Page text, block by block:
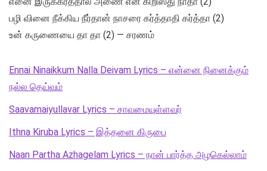
பழி வினை நீக்கிய நீர்தான் நாசரை கர்த்தாதி கர்த்தா (2)
உன் கருணையை தா தா (2) — சரணம்
Ennai Ninaikkum Nalla Deivam Lyrics – என்னை நினைக்கும்
நல்ல தெய்வம்
Saavamaiyullavar Lyrics – சாவமையுள்ளவர்
Ithna Kiruba Lyrics – இத்தனை கிருபை
Naan Partha Azhagelam Lyrics – நான் பார்த்த அழகெல்லாம்